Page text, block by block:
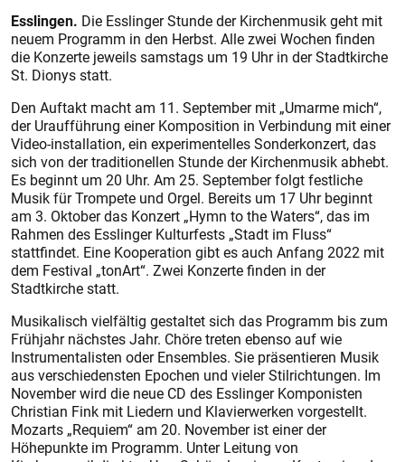
Esslingen. Die Esslinger Stunde der Kirchenmusik geht mit
neuem Programm in den Herbst. Alle zwei Wochen finden
die Konzerte jeweils samstags um 19 Uhr in der Stadtkirche
St. Dionys statt.
Den Auftakt macht am 11. September mit „Umarme mich“,
der Uraufführung einer Komposition in Verbindung mit einer
Video-installation, ein experimentelles Sonderkonzert, das
sich von der traditionellen Stunde der Kirchenmusik abhebt.
Es beginnt um 20 Uhr. Am 25. September folgt festliche
Musik für Trompete und Orgel. Bereits um 17 Uhr beginnt
am 3. Oktober das Konzert „Hymn to the Waters“, das im
Rahmen des Esslinger Kulturfests „Stadt im Fluss“
stattfindet. Eine Kooperation gibt es auch Anfang 2022 mit
dem Festival „tonArt“. Zwei Konzerte finden in der
Stadtkirche statt.
Musikalisch vielfältig gestaltet sich das Programm bis zum
Frühjahr nächstes Jahr. Chöre treten ebenso auf wie
Instrumentalisten oder Ensembles. Sie präsentieren Musik
aus verschiedensten Epochen und vieler Stilrichtungen. Im
November wird die neue CD des Esslinger Komponisten
Christian Fink mit Liedern und Klavierwerken vorgestellt.
Mozarts „Requiem“ am 20. November ist einer der
Höhepunkte im Programm. Unter Leitung von